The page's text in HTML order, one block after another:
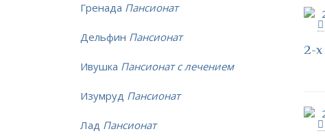
2-
Гренада Пансионат
Дельфин Пансионат
Ивушка Пансионат с лечением
Изумруд Пансионат
Лад Пансионат